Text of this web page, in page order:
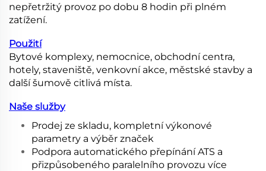
nepřetržitý provoz po dobu 8 hodin při plném
zatížení.
Použití
Bytové komplexy, nemocnice, obchodní centra,
hotely, staveniště, venkovní akce, městské stavby a
další šumově citlivá místa.
Naše služby
Prodej ze skladu, kompletní výkonové
parametry a výběr značek
Podpora automatického přepínání ATS a
přizpůsobeného paralelního provozu více